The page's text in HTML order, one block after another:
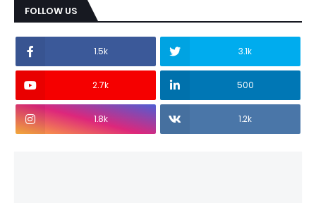
FOLLOW US
1.5k 3.1k
2.7k 500
1.8k 1.2k